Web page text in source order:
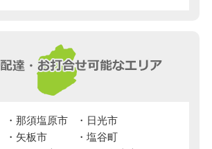
那須塩原市
日光市
矢板市
塩谷町